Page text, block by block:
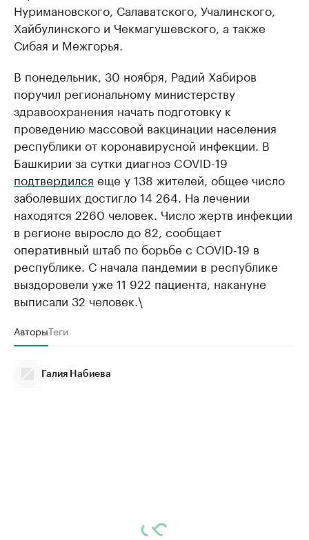
Нуримановского, Салаватского, Учалинского,
Хайбулинского и Чекмагушевского, а также
Сибая и Межгорья.
В понедельник, 30 ноября, Радий Хабиров
поручил региональному министерству
здравоохранения начать подготовку к
проведению массовой вакцинации населения
республики от коронавирусной инфекции. В
Башкирии за сутки диагноз COVID-19
подтвердился еще у 138 жителей, общее число
заболевших достигло 14 264. На лечении
находятся 2260 человек. Число жертв инфекции
в регионе выросло до 82, сообщает
оперативный штаб по борьбе с COVID-19 в
республике. С начала пандемии в республике
выздоровели уже 11 922 пациента, накануне
выписали 32 человек.\
АвторыТеги
Галия Набиева